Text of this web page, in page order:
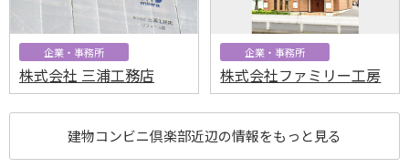
企業・事務所
株式会社 三浦工務店
企業・事務所
株式会社ファミリー工房
建物コンビニ倶楽部近辺の情報をもっと見る